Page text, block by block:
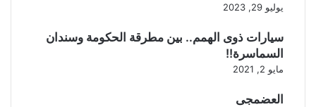
يوليو 29, 2023
سيارات ذوى الهمم.. بين مطرقة الحكومة وسندان
السماسرة!!
مايو 2, 2021
العضمجى